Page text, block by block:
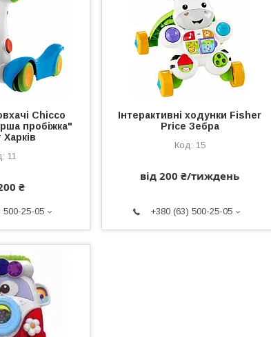
Chicco
пробіжка"
Харків
11
₴
500-25-05
Інтерактивні ходунки Fisher
Price Зебра
15
від 200 ₴/тиждень
+380 (63) 500-25-05